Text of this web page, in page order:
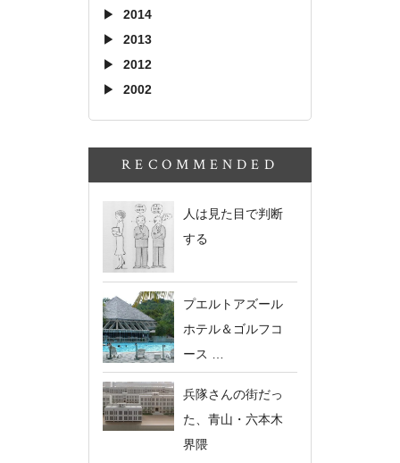
2014
2013
2012
2002
RECOMMENDED
人は見た目で判断
する
プエルトアズール
ホテル＆ゴルフコ
ース …
兵隊さんの街だっ
た、青山・六本木
界隈